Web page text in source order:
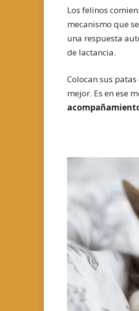
Los felinos
mecanismo que
una respuesta
de lactancia.
Colocan sus
mejor. Es en ese